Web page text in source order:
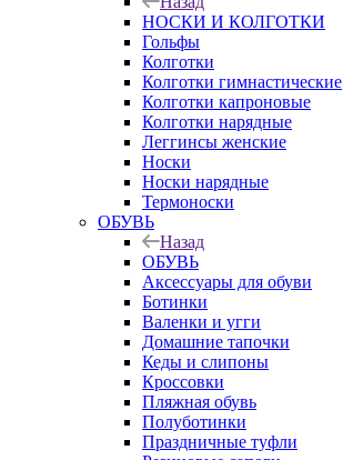
НОСКИ И КОЛГОТКИ
Гольфы
Колготки
Колготки гимнастические
Колготки капроновые
Колготки нарядные
Леггинсы женские
Носки
Носки нарядные
Термоноски
ОБУВЬ
Назад
ОБУВЬ
Аксессуары для обуви
Ботинки
Валенки и угги
Домашние тапочки
Кеды и слипоны
Кроссовки
Пляжная обувь
Полуботинки
Праздничные туфли